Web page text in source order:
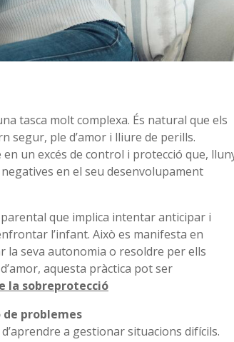
tasca molt complexa. És natural que els
segur, ple d’amor i lliure de perills.
un excés de control i protecció que,
en el seu desenvolupament
que implica intentar anticipar i
l’infant. Això es manifesta en
la seva autonomia o resoldre per ells
aquesta pràctica pot ser
la sobreprotecció
de problemes
a gestionar situacions difícils.